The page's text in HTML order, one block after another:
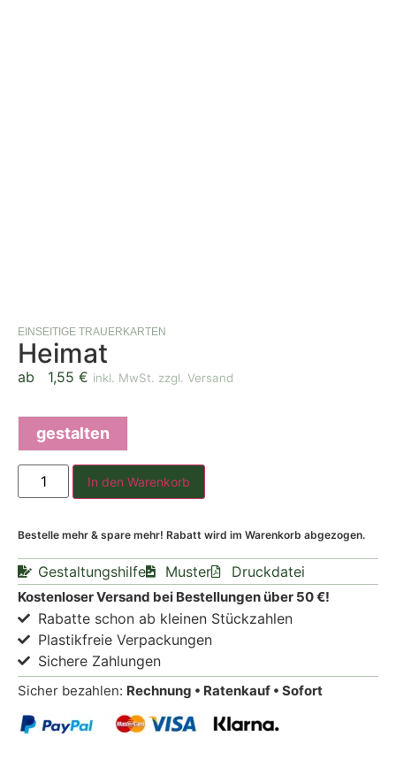
EINSEITIGE TRAUERKARTEN
Heimat
ab 1,55 € inkl. MwSt. zzgl. Versand
gestalten
In den Warenkorb
Bestelle mehr & spare mehr! Rabatt wird im Warenkorb abgezogen.
Gestaltungshilfe Muster Druckdatei
Kostenloser Versand bei Bestellungen über 50 €!
Rabatte schon ab kleinen Stückzahlen
Plastikfreie Verpackungen
Sichere Zahlungen
Sicher bezahlen: Rechnung • Ratenkauf • Sofort